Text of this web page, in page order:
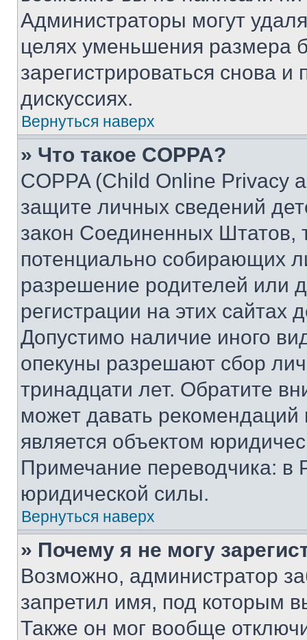
Администраторы могут
целях уменьшения размера
зарегистрироваться снова и
дискуссиях.
Вернуться наверх
» Что такое COPPA?
COPPA (Child Online Privacy
защите личных сведений
закон Соединенных Штатов,
потенциально собирающих
разрешение родителей или
регистрации на этих сайтах
Допустимо наличие иного
опекуны разрешают сбор
тринадцати лет. Обратите
может давать
является объектом
Примечание переводчика: в
юридической силы.
Вернуться наверх
» Почему я не могу
Возможно, администратор
запретил имя, под которым
Также он мог вообще